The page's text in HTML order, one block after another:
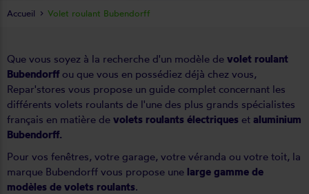
Que vous soyez à la recherche d'un modèle de volet roulant
Bubendorff ou que vous en possédiez déjà chez vous,
Repar'stores vous propose un guide complet concernant les
différents volets roulants de l'une des plus grands spécialistes
français en matière de volets roulants électriques et aluminium
Bubendorff.
Pour vos fenêtres, votre garage, votre véranda ou votre toit, la
marque Bubendorff vous propose une large gamme de
modèles de volets roulants.
Accueil Volet roulant Bubendorff